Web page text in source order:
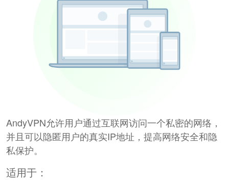
AndyVPN允许用户通过互联网访问一个私密的网络，
并且可以隐匿用户的真实IP地址，提高网络安全和隐
私保护。
适用于：